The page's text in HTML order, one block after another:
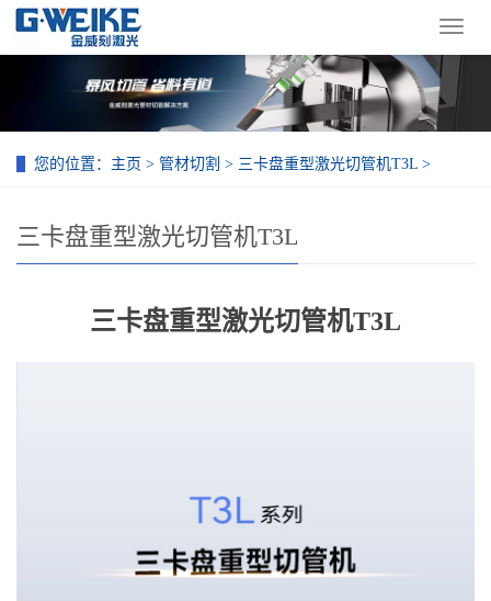
导
菜
您的位置： 主页 > 管材切割 > 三卡盘重型激光切管机T3L >
三卡盘重型激光切管机T3L
三卡盘重型激光切管机T3L